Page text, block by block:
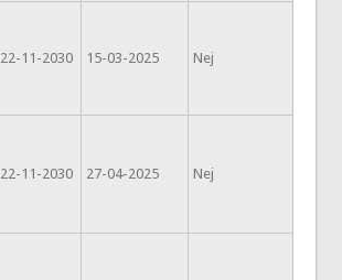
22-11-2030 15-03-2025 Nej
22-11-2030 27-04-2025 Nej